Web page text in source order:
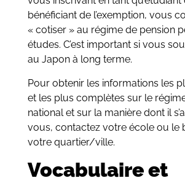
bénéficiant de l’exemption, vous
« cotiser » au régime de pension
études. C’est important si vous
au Japon à long terme.
Pour obtenir les informations les
et les plus complètes sur le
national et sur la manière dont il
vous, contactez votre école ou le
votre quartier/ville.
Vocabulaire et